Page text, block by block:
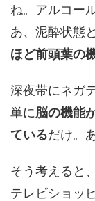
ね。アルコー
あ、泥酔状態
ほど前頭葉の
深夜帯にネガ
単に脳の機能
ているだけ。
そう考えると
テレビショッ